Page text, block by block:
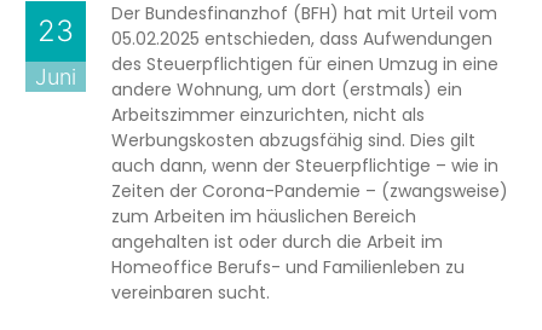
23
Juni
Der Bundesfinanzhof (BFH) hat mit Urteil vom
05.02.2025 entschieden, dass Aufwendungen
des Steuerpflichtigen für einen Umzug in eine
andere Wohnung, um dort (erstmals) ein
Arbeitszimmer einzurichten, nicht als
Werbungskosten abzugsfähig sind. Dies gilt
auch dann, wenn der Steuerpflichtige – wie in
Zeiten der Corona-Pandemie – (zwangsweise)
zum Arbeiten im häuslichen Bereich
angehalten ist oder durch die Arbeit im
Homeoffice Berufs- und Familienleben zu
vereinbaren sucht.